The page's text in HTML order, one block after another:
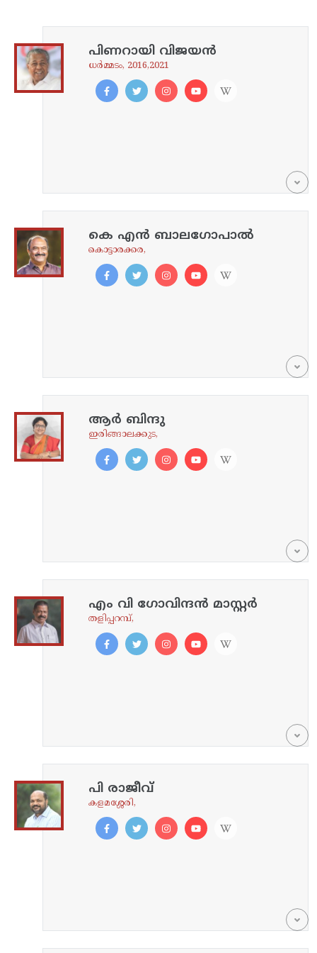
പിണറായി വിജയൻ
ധർമ്മടം, 2016,2021
കെ എൻ ബാലഗോപാൽ
കൊട്ടാരക്കര,
ആർ ബിന്ദു
ഇരിങ്ങാലക്കുട,
എം വി ഗോവിന്ദൻ മാസ്റ്റർ
തളിപ്പറമ്പ്,
പി രാജീവ്
കളമശ്ശേരി,